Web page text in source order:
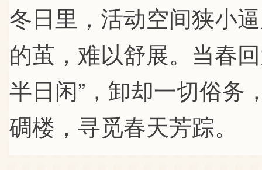
冬日里，活动空间狭小
的茧，难以舒展。当春
半日闲”，卸却一切俗务
碉楼，寻觅春天芳踪。